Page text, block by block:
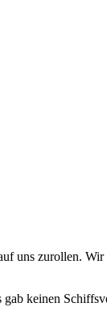
uns zurollen.
keinen